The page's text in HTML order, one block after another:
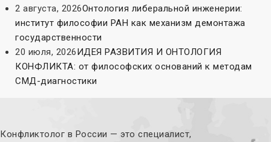
2 августа, 2026Онтология либеральной инженерии:
институт философии РАН как механизм демонтажа
государственности
20 июля, 2026ИДЕЯ РАЗВИТИЯ И ОНТОЛОГИЯ
КОНФЛИКТА: от философских оснований к методам
СМД-диагностики
Конфликтолог в России — это специалист,